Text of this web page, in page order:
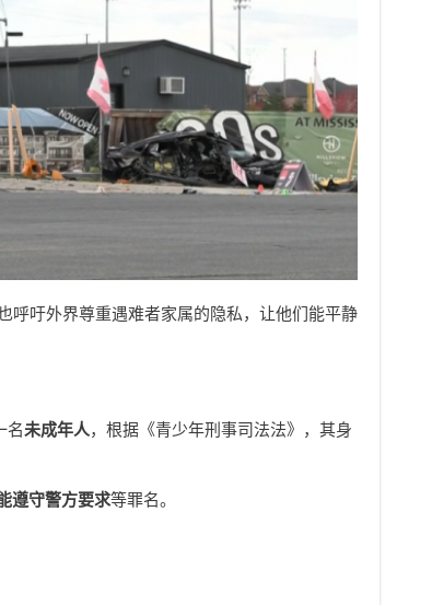
呼吁外界尊重遇难者家属的隐私，让他们能平静
名未成年人，根据《青少年刑事司法法》，其身
遵守警方要求等罪名。